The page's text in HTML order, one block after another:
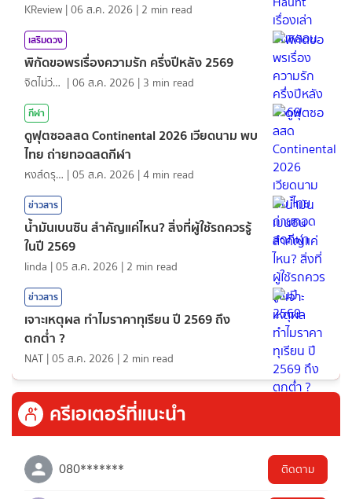
KReview |06 ส.ค. 2026 | 2 min read
เสริมดวง
พิกัดขอพรเรื่องความรัก ครึ่งปีหลัง 2569
จิตไม่ว่าง |06 ส.ค. 2026 | 3 min read
กีฬา
ดูฟุตซอลสด Continental 2026 เวียดนาม พบ
ไทย ถ่ายทอดสดกีฬา
หงส์ดรุณ |05 ส.ค. 2026 |4 min read
ข่าวสาร
น้ำมันเบนซิน สำคัญแค่ไหน? สิ่งที่ผู้ใช้รถควรรู้
ในปี 2569
linda |05 ส.ค. 2026 | 2 min read
ข่าวสาร
เจาะเหตุผล ทำไมราคาทุเรียน ปี 2569 ถึง
ตกต่ำ ?
NAT |05 ส.ค. 2026 | 2 min read
ครีเอเตอร์ที่แนะนำ
080******* ติดตาม